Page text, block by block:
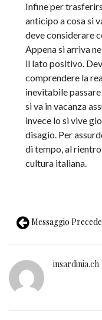
Infine per
anticipo a cosa si
deve considerare
Appena si arriva
il lato positivo.
comprendere la
inevitabile
si va in vacanza
invece lo si vive
disagio. Per
di tempo, al
cultura italiana.
Messaggio
insardinia.ch